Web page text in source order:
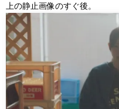
上の静止画像のすぐ後。